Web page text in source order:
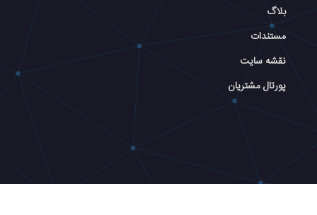
بلاگ
مستندات
نقشه سایت
پورتال مشتریان